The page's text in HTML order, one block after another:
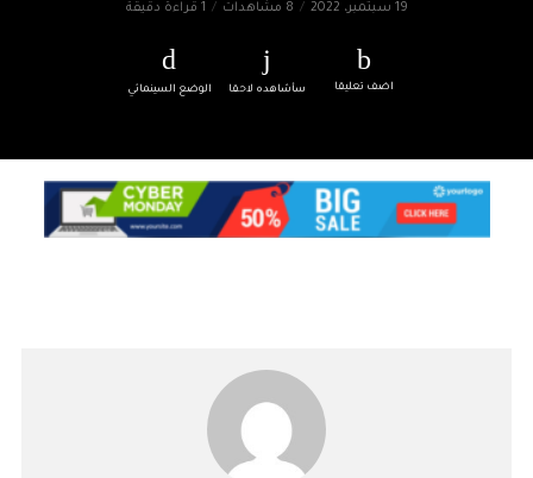
19 سبتمبر، 2022 8 مشاهدات 1 قراءة دقيقة
اضف تعليقا سأشاهده لاحقا الوضع السينمائي